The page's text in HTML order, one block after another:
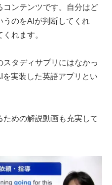
コンテンツです。自分はど
うのをAIが判断してくれ
れます。
タディサプリにはなかっ
実装した英語アプリとい
ための解説動画も充実して